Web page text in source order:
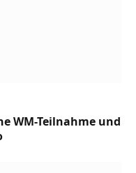
WM-Teilnahme und